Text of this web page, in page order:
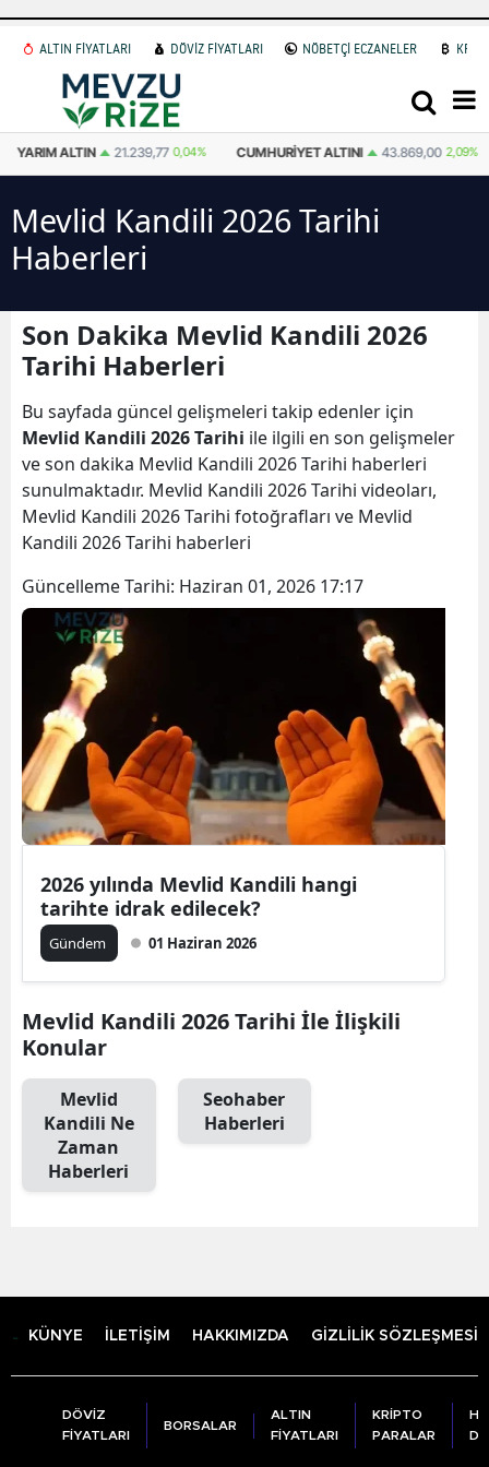
ALTIN FİYATLARI DÖVİZ FİYATLARI NÖBETÇİ ECZANELER
YARIM ALTIN 21.239,77 0,04% CUMHURIYET ALTINI 43.869,00 2,09%
Mevlid Kandili 2026 Tarihi
Haberleri
Son Dakika Mevlid Kandili 2026
Tarihi Haberleri
Bu sayfada güncel gelişmeleri takip edenler için
Mevlid Kandili 2026 Tarihi ile ilgili en son gelişmeler
ve son dakika Mevlid Kandili 2026 Tarihi haberleri
sunulmaktadır. Mevlid Kandili 2026 Tarihi videoları,
Mevlid Kandili 2026 Tarihi fotoğrafları ve Mevlid
Kandili 2026 Tarihi haberleri
Güncelleme Tarihi: Haziran 01, 2026 17:17
2026 yılında Mevlid Kandili hangi
tarihte idrak edilecek?
Gündem 01 Haziran 2026
Mevlid Kandili 2026 Tarihi İle İlişkili
Konular
Mevlid
Kandili Ne
Zaman
Haberleri
Seohaber
Haberleri
KÜNYE İLETİŞİM HAKKIMIZDA GİZLİLİK SÖZLEŞMESİ
DÖVİZ
FİYATLARI
BORSALAR
ALTIN
FİYATLARI
KRİPTO
PARALAR